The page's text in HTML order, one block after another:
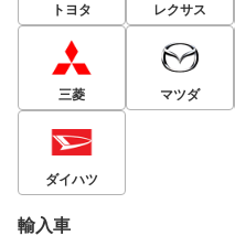
トヨタ レクサス
三菱 マツダ
ダイハツ
輸入車